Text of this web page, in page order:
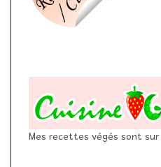
Mes recettes végés sont sur